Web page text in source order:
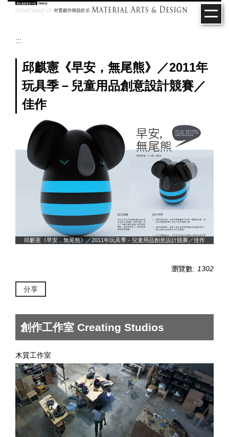
:::
邱麒憲《早安，無尾熊》／2011年
玩具季－兒童用品創意設計競賽／
佳作
邱麒憲《早安，無尾熊》／2011年玩具季－兒童用品創意設計競賽／佳作
瀏覽數: 1302
分享
創作工作室 Creating Studios
木質工作室